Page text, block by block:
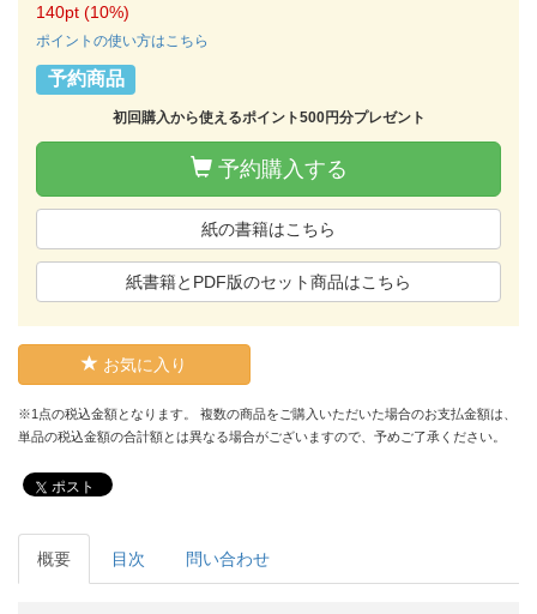
140pt (10%)
ポイントの使い方はこちら
予約商品
初回購入から使えるポイント500円分プレゼント
予約購入する
紙の書籍はこちら
紙書籍とPDF版のセット商品はこちら
お気に入り
※1点の税込金額となります。 複数の商品をご購入いただいた場合のお支払金額は、
単品の税込金額の合計額とは異なる場合がございますので、予めご了承ください。
ポスト
概要 目次 問い合わせ